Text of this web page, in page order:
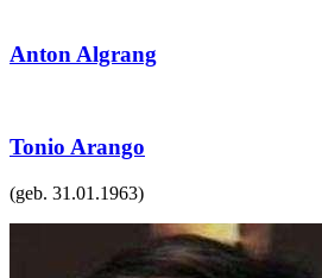
Anton Algrang
Tonio Arango
(geb. 31.01.1963)